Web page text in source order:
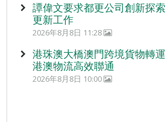
譚偉文要求都更公司創新探
更新工作
2026年8月8日 11:28
港珠澳大橋澳門跨境貨物轉
港澳物流高效聯通
2026年8月8日 10:00